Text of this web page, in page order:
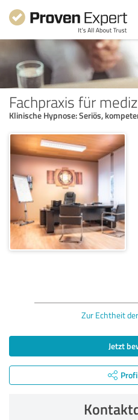
Fachpraxis für
Klinische Hypnose: Seriös,
Zur Echtheit
Jetzt